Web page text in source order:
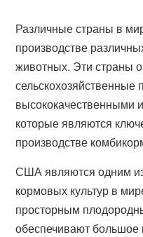
Различные страны в
производстве
животных. Эти страны
сельскохозяйственные
высококачественными
которые являются
производстве
США являются одним
кормовых культур в
просторным
обеспечивают большое